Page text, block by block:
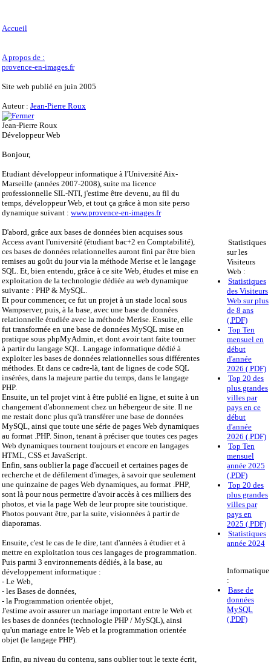
Accueil
A propos de :
provence-en-images.fr
Site web publié en juin 2005
Auteur : Jean-Pierre Roux
Jean-Pierre Roux
Développeur Web
Bonjour,
Etudiant développeur informatique à l'Université Aix-
Marseille (années 2007-2008), suite ma licence
professionnelle SIL-NTI, j'estime être devenu, au fil du
temps, développeur Web, et tout ça grâce à mon site perso
dynamique suivant : www.provence-en-images.fr
D'abord, grâce aux bases de données bien acquises sous
Access avant l'université (étudiant bac+2 en Comptabilité),
ces bases de données relationnelles auront fini par être bien
remises au goût du jour via la méthode Merise et le langage
SQL. Et, bien entendu, grâce à ce site Web, études et mise en
exploitation de la technologie dédiée au web dynamique
suivante : PHP & MySQL.
Et pour commencer, ce fut un projet à un stade local sous
Wampserver, puis, à la base, avec une base de données
relationnelle étudiée avec la méthode Merise. Ensuite, elle
fut transformée en une base de données MySQL mise en
pratique sous phpMyAdmin, et dont avoir tant faite tourner
à partir du langage SQL. Langage informatique dédié à
exploiter les bases de données relationnelles sous différentes
méthodes. Et dans ce cadre-là, tant de lignes de code SQL
insérées, dans la majeure partie du temps, dans le langage
PHP.
Ensuite, un tel projet vint à être publié en ligne, et suite à un
changement d'abonnement chez un hébergeur de site. Il ne
me restait donc plus qu'à transférer une base de données
MySQL, ainsi que toute une série de pages Web dynamiques
au format .PHP. Sinon, tenant à préciser que toutes ces pages
Web dynamiques tournent toujours et encore en langages
HTML, CSS et JavaScript.
Enfin, sans oublier la page d'accueil et certaines pages de
recherche et de défilement d'images, à savoir que seulement
une quinzaine de pages Web dynamiques, au format .PHP,
sont là pour nous permettre d'avoir accès à ces milliers des
photos, et via la page Web de leur propre site touristique.
Photos pouvant être, par la suite, visionnées à partir de
diaporamas.
Ensuite, c'est le cas de le dire, tant d'années à étudier et à
mettre en exploitation tous ces langages de programmation.
Puis parmi 3 environnements dédiés, à la base, au
développement informatique :
- Le Web,
- les Bases de données,
- la Programmation orientée objet,
J'estime avoir assurer un mariage important entre le Web et
les bases de données (technologie PHP / MySQL), ainsi
qu'un mariage entre le Web et la programmation orientée
objet (le langage PHP).
Enfin, au niveau du contenu, sans oublier tout le texte écrit,
Statistiques
sur les
Visiteurs
Web :
Statistiques
des Visiteurs
Web sur plus
de 8 ans
(.PDF)
Top Ten
mensuel en
début
d'année
2026 (.PDF)
Top 20 des
plus grandes
villes par
pays en ce
début
d'année
2026 (.PDF)
Top Ten
mensuel
année 2025
(.PDF)
Top 20 des
plus grandes
villes par
pays en
2025 (.PDF)
Statistiques
année 2024
Informatique
:
Base de
données
MySQL
(.PDF)